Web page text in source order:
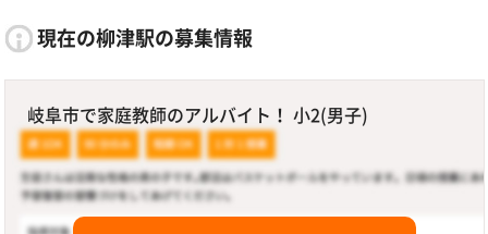
現在の柳津駅の募集情報
岐阜市で家庭教師のアルバイト！ 小2(男子)